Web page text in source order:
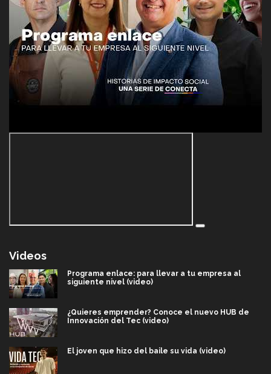
Videos
Programa enlace: para llevar a tu empresa al
siguiente nivel (video)
¿Quieres emprender? Conoce el nuevo HUB de
Innovación del Tec (video)
El joven que hizo del baile su vida (video)